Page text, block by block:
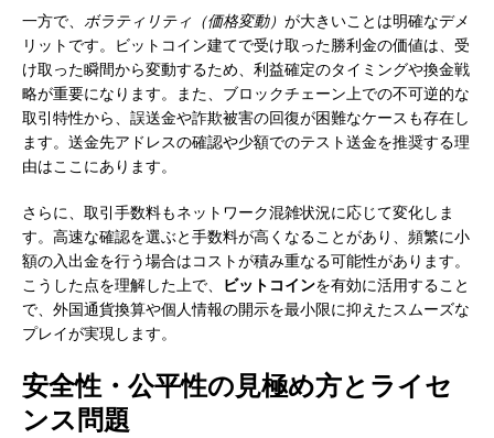
一方で、 ボラティリティ（価格変動） が大きいことは明確なデメ
リットです。ビットコイン建てで受け取った勝利金の価値は、受
け取った瞬間から変動するため、利益確定のタイミングや換金戦
略が重要になります。また、ブロックチェーン上での不可逆的な
取引特性から、誤送金や詐欺被害の回復が困難なケースも存在し
ます。送金先アドレスの確認や少額でのテスト送金を推奨する理
由はここにあります。
さらに、取引手数料もネットワーク混雑状況に応じて変化しま
す。高速な確認を選ぶと手数料が高くなることがあり、頻繁に小
額の入出金を行う場合はコストが積み重なる可能性があります。
こうした点を理解した上で、
ビットコインを有効に活用すること
で、外国通貨換算や個人情報の開示を最小限に抑えたスムーズな
プレイが実現します。
安全性・公平性の見極め方とライセ
ンス問題